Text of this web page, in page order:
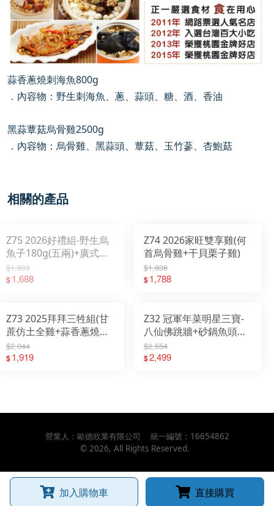
加入購物車 直接購買
蒜香蔥燒刺海魚800g
．內容物：野生刺海魚、蔥、蒜頭、糖、酒、香油
黑蒜蕈菇烏骨雞2500g
．內容物：烏骨雞、黑蒜頭、蕈菇、玉竹蔘、杏鮑菇
相關的產品
Z75 2026好禮組-野生烏
魚子180g(五兩)+廣式臘
腸250g +精美提袋
$1,903
$1,688
Z74 2026家旺雙享雞(何
首烏骨雞+干貝栗子雞)
$1,938
$1,788
Z73 2025拜拜三牲組(甘
蔗仿土全雞+蒜香蔥燒刺
海魚+古味燒肉)
$2,044
$1,919
Z32 冠軍年菜明星三寶-
八仙佛跳牆+砂鍋魚頭
+黑蒜蕈菇烏骨雞
$2,554
$2,499
營業人： 歐德欣業有限公司 統一編號： 16654862
© 2026, All Rights Reserved.